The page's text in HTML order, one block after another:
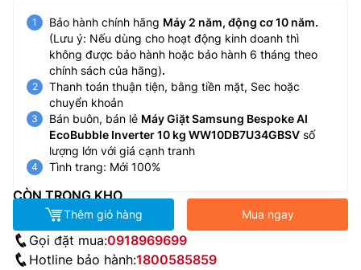
Bảo hành chính hãng Máy 2 năm, động cơ 10 năm.
(Lưu ý: Nếu dùng cho hoạt động kinh doanh thì
không được bảo hành hoặc bảo hành 6 tháng theo
chính sách của hãng).
Thanh toán thuận tiện, bằng tiền mặt, Sec hoặc
chuyển khoản
Bán buôn, bán lẻ Máy Giặt Samsung Bespoke AI
EcoBubble Inverter 10 kg WW10DB7U34GBSV số
lượng lớn với giá cạnh tranh
Tình trang: Mới 100%
CÒN TRONG KHO
Thêm giỏ hàng Mua ngay
Gọi đặt mua:0918969699
Hotline bảo hành:1800585859